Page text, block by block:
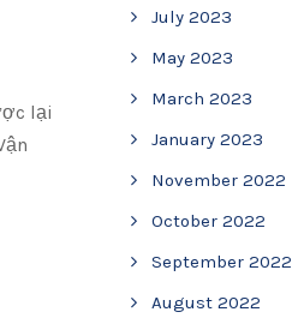
lại
July 2023
May 2023
March 2023
January 2023
November 2022
October 2022
September 2022
August 2022